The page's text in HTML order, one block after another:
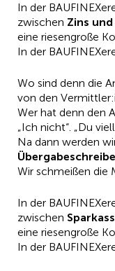
In der
zwischen Zins
eine riesengroße
In der
Wo sind denn die
von den
Wer hat denn den
„Ich nicht“. „Du
Na dann werden
Wir schmeißen die
In der
zwischen
eine riesengroße
In der